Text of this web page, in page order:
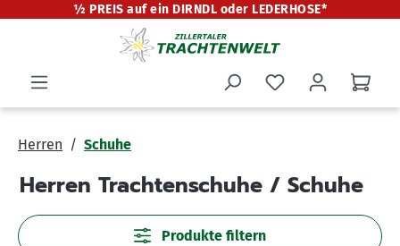
springen
½ PREIS auf ein DIRNDL oder LEDERHOSE*
Herren Schuhe
Herren Trachtenschuhe / Schuhe
Produkte filtern